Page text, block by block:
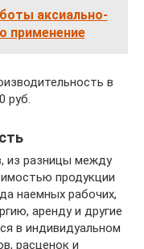
аксиально-
применение
в
руб.
из разницы между
продукции
наемных рабочих,
аренду и другие
в индивидуальном
расценок и